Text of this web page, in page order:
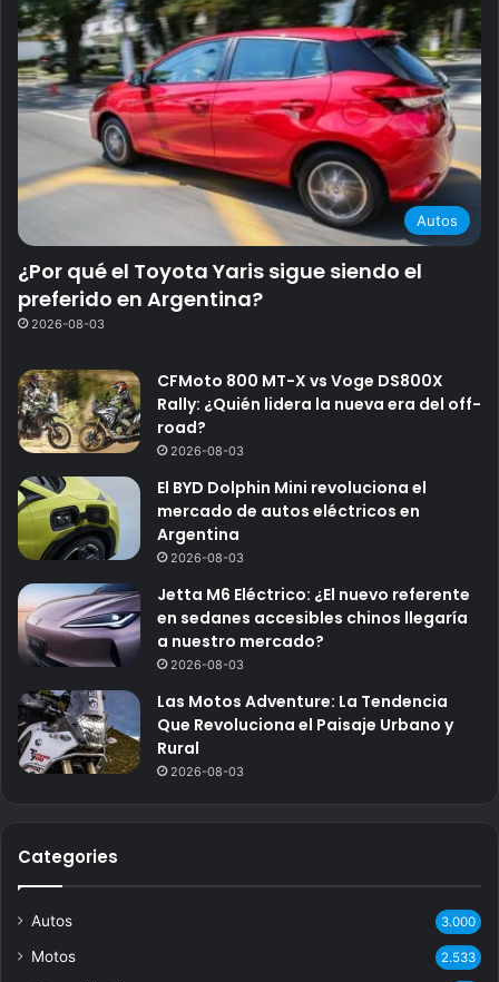
Autos
¿Por qué el Toyota Yaris sigue siendo el
preferido en Argentina?
2026-08-03
CFMoto 800 MT-X vs Voge DS800X
Rally: ¿Quién lidera la nueva era del off-
road?
2026-08-03
El BYD Dolphin Mini revoluciona el
mercado de autos eléctricos en
Argentina
2026-08-03
Jetta M6 Eléctrico: ¿El nuevo referente
en sedanes accesibles chinos llegaría
a nuestro mercado?
2026-08-03
Las Motos Adventure: La Tendencia
Que Revoluciona el Paisaje Urbano y
Rural
2026-08-03
Categories
Autos 3.000
Motos 2.533